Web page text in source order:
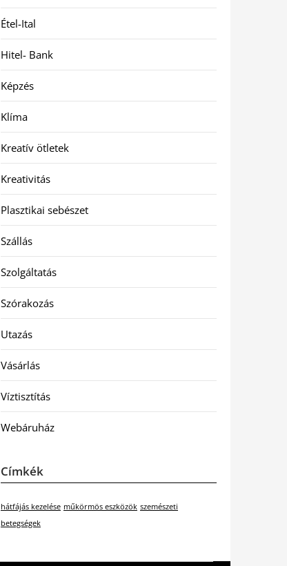
Étel-Ital
Hitel- Bank
Képzés
Klíma
Kreatív ötletek
Kreativitás
Plasztikai sebészet
Szállás
Szolgáltatás
Szórakozás
Utazás
Vásárlás
Víztisztítás
Webáruház
Címkék
hátfájás kezelése műkörmös eszközök szemészeti
betegségek